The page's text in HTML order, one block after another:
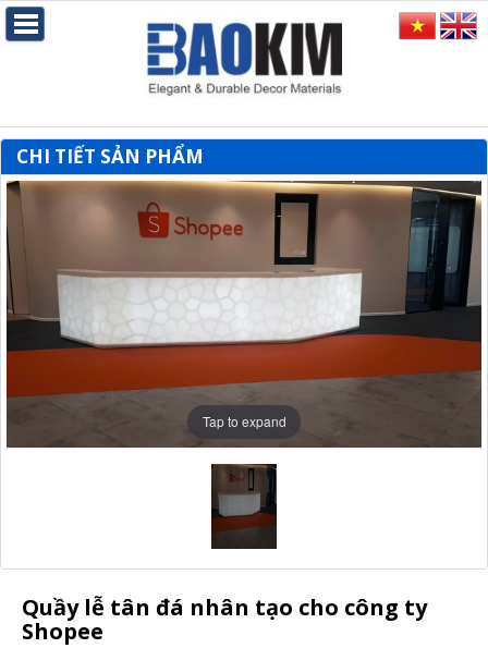
CHI TIẾT SẢN PHẨM
Tap to expand
Quầy lễ tân đá nhân tạo cho công ty
Shopee